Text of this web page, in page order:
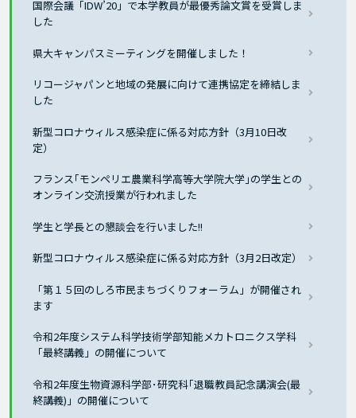
国際会議「IDW’20」で本学教員が最優秀論文賞を受賞しま
した
県大キャンパスミーティングを開催しました！
リコージャパンと地域の発展に向けて連携協定を締結しま
した
新型コロナウィルス感染症に係る対応方針（3月10日改
定）
フランス｢モンペリエ農業科学高等大学院大学｣の学生との
オンライン交流授業が行われました
学生と学長との懇談会を行いました!!
新型コロナウィルス感染症に係る対応方針（3月2日改定）
「第１５回のしろ市民まちづくりフォーラム」が開催され
ます
令和2年度システム科学技術学部知能メカトロニクス学科
「最終講義」の開催について
令和2年度生物資源科学部･研究科｢退職教員記念講演会(最
終講義)」の開催について